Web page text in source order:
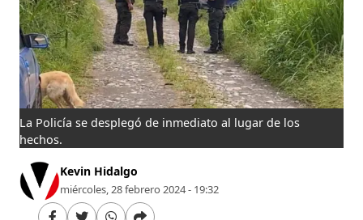
La Policía se desplegó de inmediato al lugar de los
hechos.
Kevin Hidalgo
miércoles, 28 febrero 2024 - 19:32